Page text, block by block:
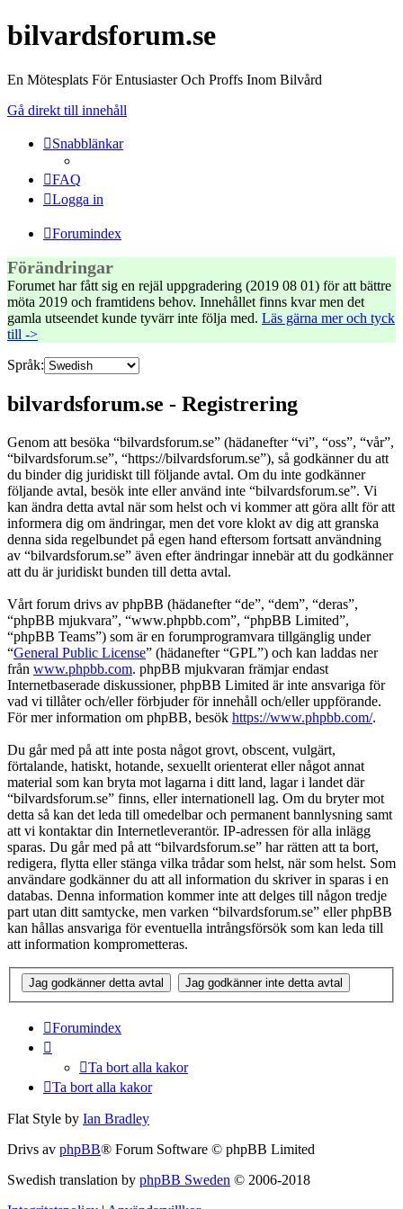
bilvardsforum.se
En Mötesplats För Entusiaster Och Proffs Inom Bilvård
Gå direkt till innehåll
Snabblänkar
FAQ
Logga in
Forumindex
Förändringar
Forumet har fått sig en rejäl uppgradering (2019 08 01) för att bättre
möta 2019 och framtidens behov. Innehållet finns kvar men det
gamla utseendet kunde tyvärr inte följa med. Läs gärna mer och tyck
till ->
Språk:
bilvardsforum.se - Registrering
Genom att besöka “bilvardsforum.se” (hädanefter “vi”, “oss”, “vår”,
“bilvardsforum.se”, “https://bilvardsforum.se”), så godkänner du att
du binder dig juridiskt till följande avtal. Om du inte godkänner
följande avtal, besök inte eller använd inte “bilvardsforum.se”. Vi
kan ändra detta avtal när som helst och vi kommer att göra allt för att
informera dig om ändringar, men det vore klokt av dig att granska
denna sida regelbundet på egen hand eftersom fortsatt användning
av “bilvardsforum.se” även efter ändringar innebär att du godkänner
att du är juridiskt bunden till detta avtal.
Vårt forum drivs av phpBB (hädanefter “de”, “dem”, “deras”,
“phpBB mjukvara”, “www.phpbb.com”, “phpBB Limited”,
“phpBB Teams”) som är en forumprogramvara tillgänglig under
“General Public License” (hädanefter “GPL”) och kan laddas ner
från www.phpbb.com. phpBB mjukvaran främjar endast
Internetbaserade diskussioner, phpBB Limited är inte ansvariga för
vad vi tillåter och/eller förbjuder för innehåll och/eller uppförande.
För mer information om phpBB, besök https://www.phpbb.com/.
Du går med på att inte posta något grovt, obscent, vulgärt,
förtalande, hatiskt, hotande, sexuellt orienterat eller något annat
material som kan bryta mot lagarna i ditt land, lagar i landet där
“bilvardsforum.se” finns, eller internationell lag. Om du bryter mot
detta så kan det leda till omedelbar och permanent bannlysning samt
att vi kontaktar din Internetleverantör. IP-adressen för alla inlägg
sparas. Du går med på att “bilvardsforum.se” har rätten att ta bort,
redigera, flytta eller stänga vilka trådar som helst, när som helst. Som
användare godkänner du att all information du skriver in sparas i en
databas. Denna information kommer inte att delges till någon tredje
part utan ditt samtycke, men varken “bilvardsforum.se” eller phpBB
kan hållas ansvariga för eventuella intrångsförsök som kan leda till
att information komprometteras.
Forumindex
Ta bort alla kakor
Ta bort alla kakor
Flat Style by Ian Bradley
Drivs av phpBB® Forum Software © phpBB Limited
Swedish translation by phpBB Sweden © 2006-2018